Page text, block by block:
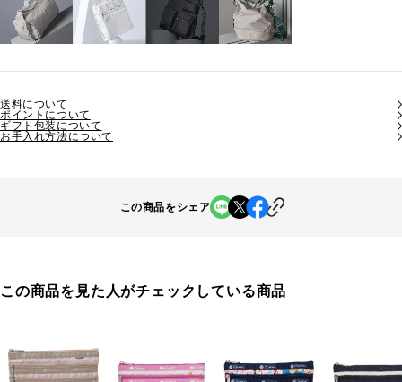
送料について
ポイントについて
ギフト包装について
お手入れ方法について
この商品をシェア
この商品を見た人がチェックしている商品